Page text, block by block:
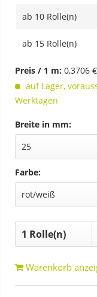
ab 10 Rolle(n)
ab 15 Rolle(n)
Preis / 1 m: 0,3706 €
auf Lager,
Werktagen
Breite in mm:
Farbe:
Warenkorb